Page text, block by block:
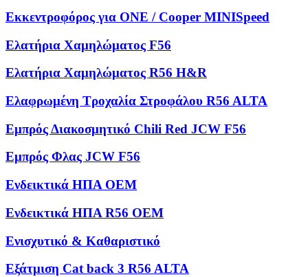
Εκκεντροφόρος για ONE / Cooper MINISpeed
Ελατήρια Χαμηλώματος F56
Ελατήρια Χαμηλώματος R56 H&R
Ελαφρωμένη Τροχαλία Στροφάλου R56 ALTA
Εμπρός Διακοσμητικό Chili Red JCW F56
Εμπρός Φλας JCW F56
Ενδεικτικά ΗΠΑ OEM
Ενδεικτικά ΗΠΑ R56 OEM
Ενισχυτικό & Καθαριστικό
Εξάτμιση Cat back 3 R56 ALTA